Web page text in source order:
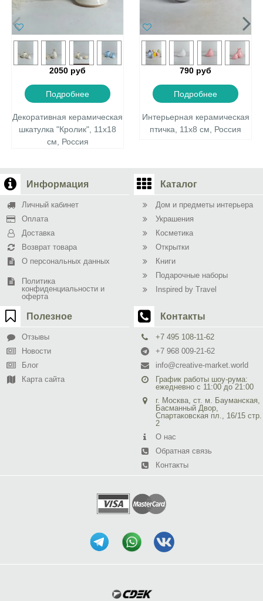
2050 руб
Подробнее
Декоративная керамическая
шкатулка "Кролик", 11х18
см, Россия
790 руб
Подробнее
Интерьерная керамическая
птичка, 11х8 см, Россия
Информация
Личный кабинет
Оплата
Доставка
Возврат товара
О персональных данных
Политика
конфиденциальности и
оферта
Каталог
Дом и предметы интерьера
Украшения
Косметика
Открытки
Книги
Подарочные наборы
Inspired by Travel
Полезное
Отзывы
Новости
Блог
Карта сайта
Контакты
+7 495 108-11-62
+7 968 009-21-62
info@creative-market.world
График работы шоу-рума:
ежедневно с 11:00 до 21:00
г. Москва, ст. м. Бауманская,
Басманный Двор,
Спартаковская пл., 16/15 стр.
2
О нас
Обратная связь
Контакты